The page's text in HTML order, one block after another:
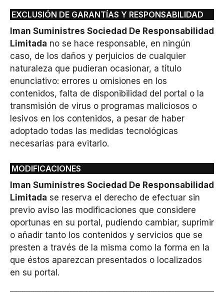
EXCLUSIÓN DE GARANTÍAS Y RESPONSABILIDAD
Iman Suministres Sociedad De Responsabilidad
Limitada no se hace responsable, en ningún
caso, de los daños y perjuicios de cualquier
naturaleza que pudieran ocasionar, a título
enunciativo: errores u omisiones en los
contenidos, falta de disponibilidad del portal o la
transmisión de virus o programas maliciosos o
lesivos en los contenidos, a pesar de haber
adoptado todas las medidas tecnológicas
necesarias para evitarlo.
MODIFICACIONES
Iman Suministres Sociedad De Responsabilidad
Limitada se reserva el derecho de efectuar sin
previo aviso las modificaciones que considere
oportunas en su portal, pudiendo cambiar, suprimir
o añadir tanto los contenidos y servicios que se
presten a través de la misma como la forma en la
que éstos aparezcan presentados o localizados
en su portal.